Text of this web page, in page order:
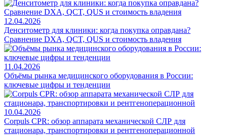
12.04.2026
Денситометр для клиники: когда покупка оправдана?
Сравнение DXA, QCT, QUS и стоимость владения
11.04.2026
Объёмы рынка медицинского оборудования в России:
ключевые цифры и тенденции
10.04.2026
Corpuls CPR: обзор аппарата механической СЛР для
стационара, транспортировки и рентгеноперационной